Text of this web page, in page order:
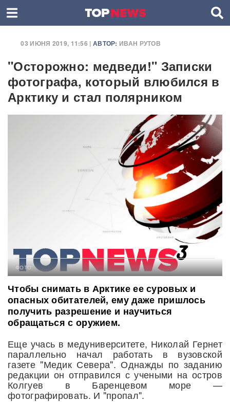
03 ИЮНЯ 2019, 11:56 | АВТОР: ИВАН РУТОВ
"Осторожно: медведи!" Записки
фотографа, который влюбился в
Арктику и стал полярником
ФОТО:
Чтобы снимать в Арктике ее суровых и
опасных обитателей, ему даже пришлось
получить разрешение и научиться
обращаться с оружием.
Еще учась в медуниверситете, Николай Гернет
параллельно начал работать в вузовской
газете "Медик Севера". Однажды по заданию
редакции он отправился с учеными на остров
Колгуев в Баренцевом море —
фотографировать. И "пропал".